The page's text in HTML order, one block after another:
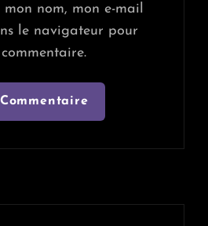
nom, mon e-mail
le navigateur pour